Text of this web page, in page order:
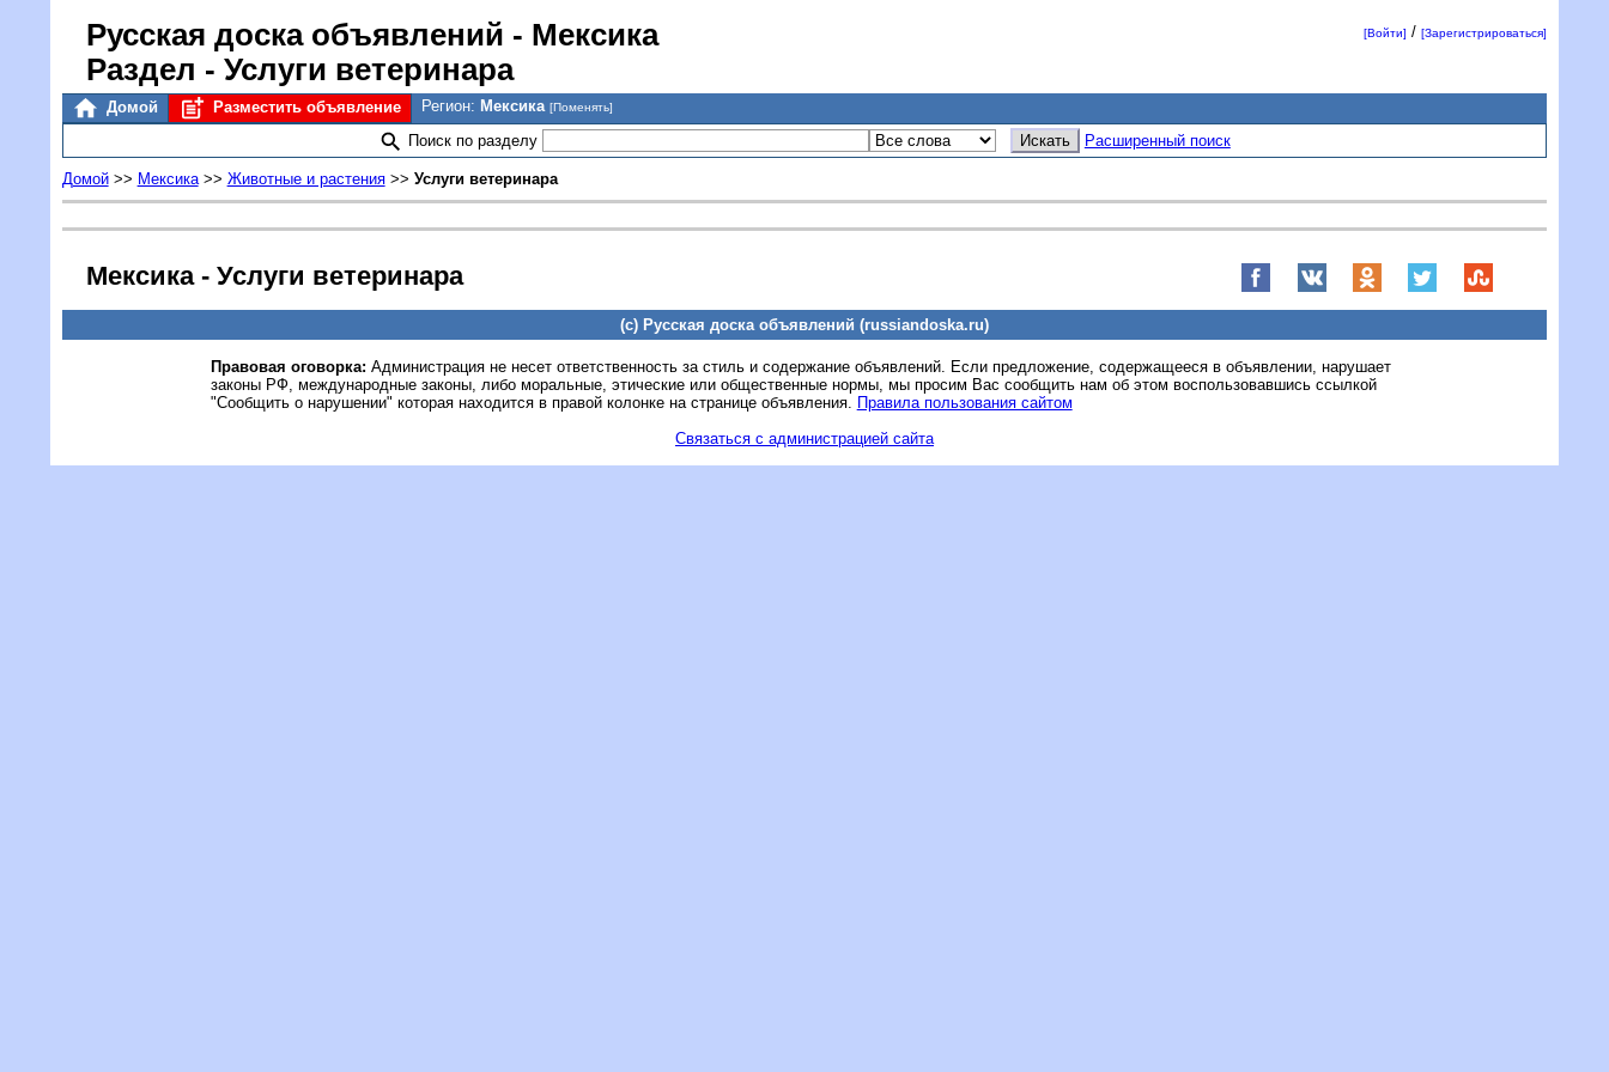
Русская доска объявлений - Мексика
Раздел - Услуги ветеринара
[Войти] /[Зарегистрироваться]
Домой Разместить объявление Регион: Мексика [Поменять]
Поиск по разделу Расширенный поиск
Домой>> Мексика>> Животные и растения>> Услуги ветеринара
Мексика - Услуги ветеринара
(c) Русская доска объявлений (russiandoska.ru)
Правовая оговорка: Администрация не несет ответственность за стиль и содержание объявлений. Если предложение, содержащееся в объявлении, нарушает
законы РФ, международные законы, либо моральные, этические или общественные нормы, мы просим Вас сообщить нам об этом воспользовавшись ссылкой
"Сообщить о нарушении" которая находится в правой колонке на странице объявления. Правила пользования сайтом
Связаться с администрацией сайта